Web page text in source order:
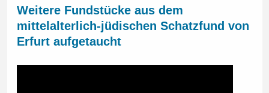
Weitere Fundstücke aus dem
mittelalterlich-jüdischen Schatzfund von
Erfurt aufgetaucht